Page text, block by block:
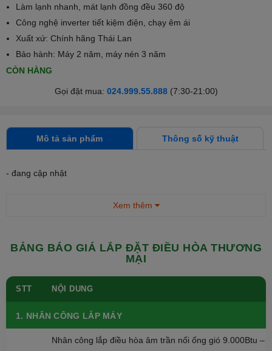
Làm lạnh nhanh, mát lạnh đồng đều 360 độ
Công nghệ inverter tiết kiệm điện, chạy êm ái
Xuất xứ: Chính hãng Thái Lan
Bảo hành: Máy 2 năm, máy nén 3 năm
CÒN HÀNG
Gọi đặt mua: 024.999.55.888(7:30-21:00)
Mô tả sản phẩm Thông số kỹ thuật
- đang cập nhật
Xem thêm
BẢNG BÁO GIÁ LẮP ĐẶT ĐIỀU HÒA THƯƠNG
MẠI
STT NỘI DUNG
1. NHÂN CÔNG LẮP MÁY
Nhân công lắp điều hòa âm trần nối ống gió 9.000Btu –